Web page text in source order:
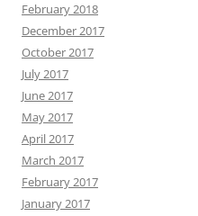
February 2018
December 2017
October 2017
July 2017
June 2017
May 2017
April 2017
March 2017
February 2017
January 2017